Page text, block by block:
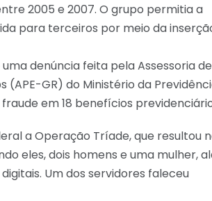
2005 e 2007. O grupo permitia a
para terceiros por meio da
denúncia feita pela Assessoria de
(APE-GR) do Ministério da
em 18 benefícios
a Operação Tríade, que resultou
eles, dois homens e uma mulher,
Um dos servidores faleceu